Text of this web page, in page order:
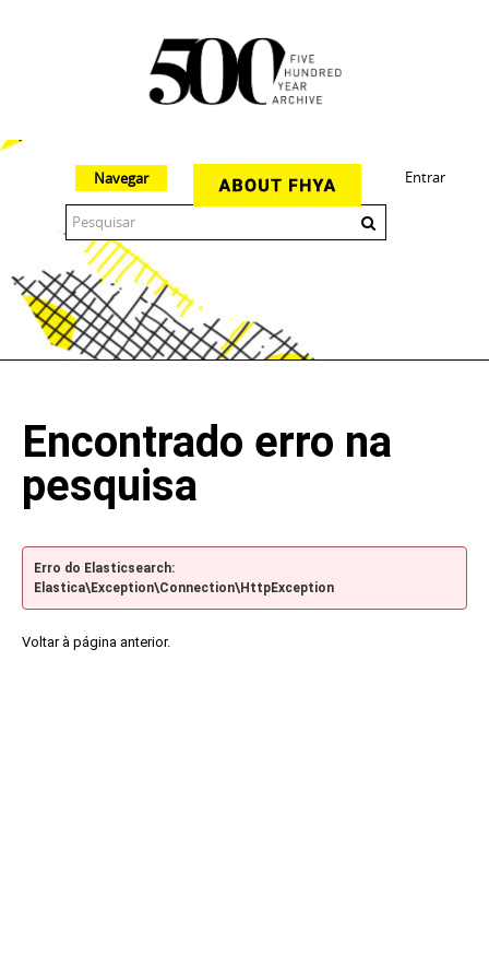
Entrar
Navegar
Encontrado erro na
pesquisa
Erro do Elasticsearch:
Elastica\Exception\Connection\HttpException
Voltar à página anterior.